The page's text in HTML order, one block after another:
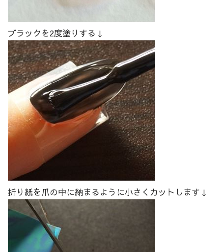
ブラックを2度塗りする↓
折り紙を爪の中に納まるように小さくカットします↓